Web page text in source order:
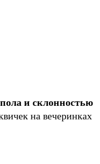
и склонностью
на вечеринках